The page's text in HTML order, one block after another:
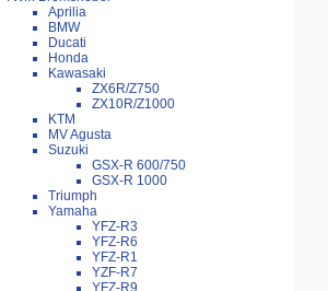
Aprilia
BMW
Ducati
Honda
Kawasaki
ZX6R/Z750
ZX10R/Z1000
KTM
MV Agusta
Suzuki
GSX-R 600/750
GSX-R 1000
Triumph
Yamaha
YFZ-R3
YFZ-R6
YFZ-R1
YZF-R7
YFZ-R9